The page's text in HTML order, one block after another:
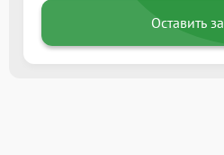
Оставить